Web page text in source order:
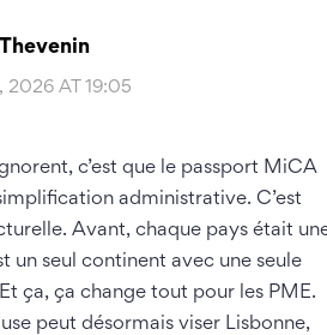
2026 AT 19:05
c’est que le passport MiCA
administrative. C’est
Avant, chaque pays était
un seul continent avec une seule
ça, ça change tout pour les PME.
peut désormais viser Lisbonne,